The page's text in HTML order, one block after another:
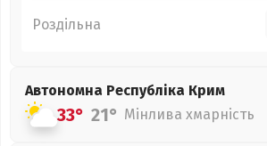
Роздільна
Автономна Республіка Крим
33° 21° Мінлива хмарність